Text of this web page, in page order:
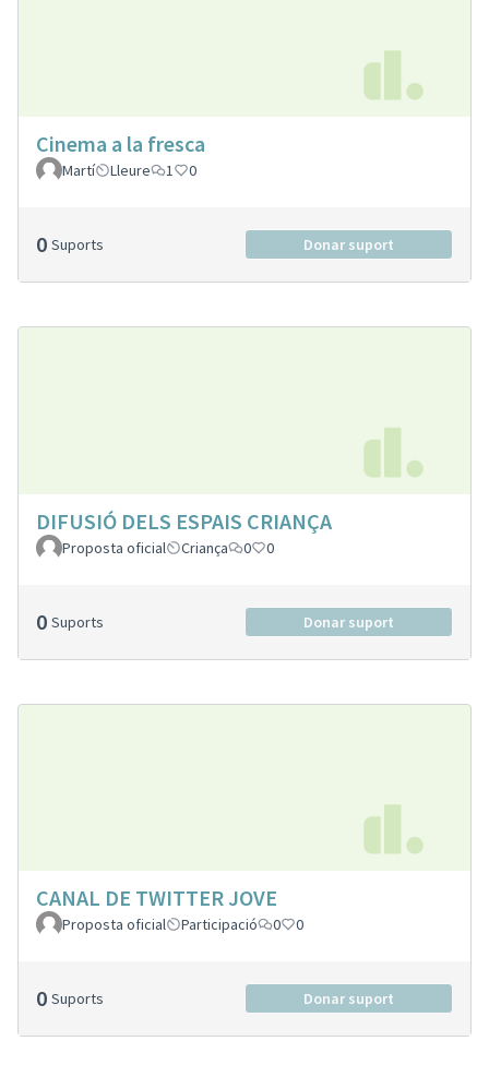
Cinema a la fresca
Martí Lleure 1 0
0 Suports Donar suport
DIFUSIÓ DELS ESPAIS CRIANÇA
Proposta oficial Criança 0 0
0 Suports Donar suport
CANAL DE TWITTER JOVE
Proposta oficial Participació 0 0
0 Suports Donar suport